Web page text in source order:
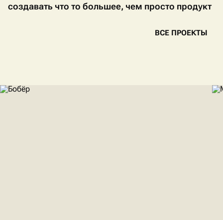
создавать что то большее, чем просто продукт
ВСЕ ПРОЕКТЫ